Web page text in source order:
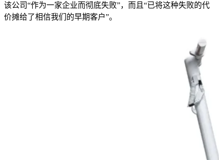
该公司“作为一家企业而彻底失败”，而且“已将这种失败的代
价摊给了相信我们的早期客户”。